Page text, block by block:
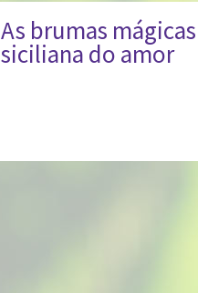
As brumas
siciliana do amor